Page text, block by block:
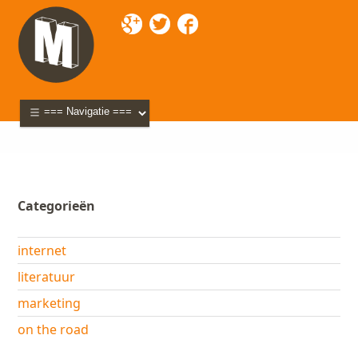
Categorieën
internet
literatuur
marketing
on the road